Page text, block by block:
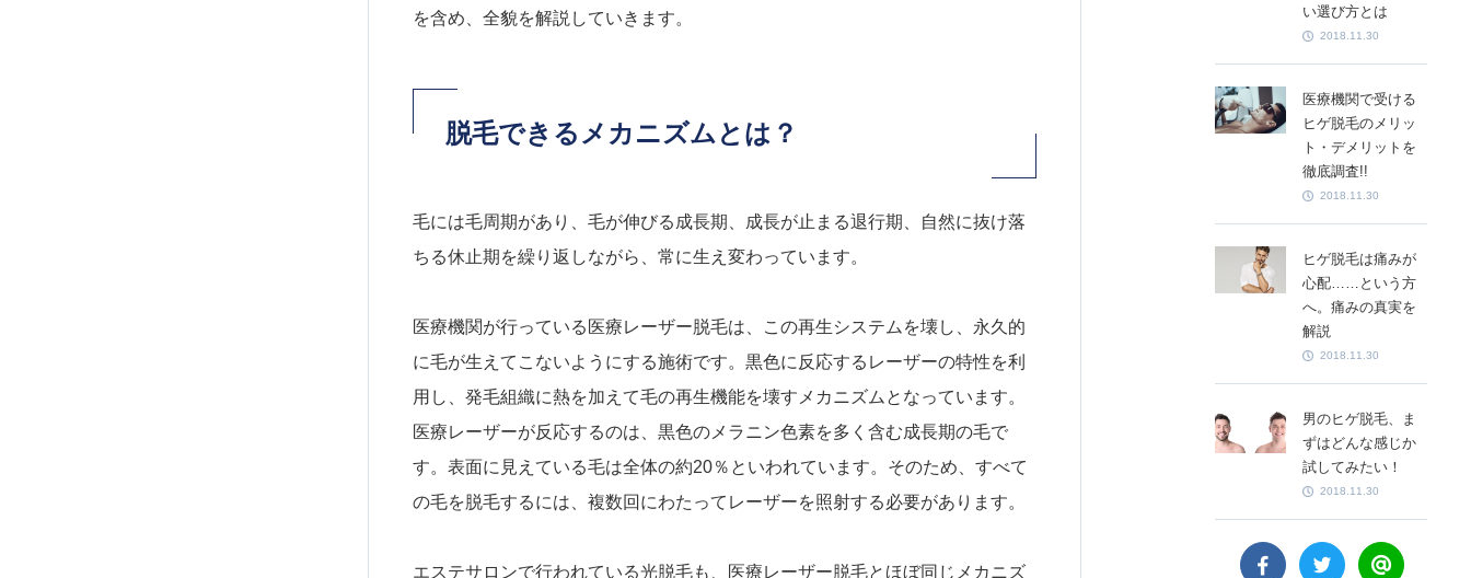
を含め、全貌を解説していきます。
脱毛できるメカニズムとは？
毛には毛周期があり、毛が伸びる成長期、成長が止まる退行期、自然に抜け落
ちる休止期を繰り返しながら、常に生え変わっています。
医療機関が行っている医療レーザー脱毛は、この再生システムを壊し、永久的
に毛が生えてこないようにする施術です。黒色に反応するレーザーの特性を利
用し、発毛組織に熱を加えて毛の再生機能を壊すメカニズムとなっています。
医療レーザーが反応するのは、黒色のメラニン色素を多く含む成長期の毛で
す。表面に見えている毛は全体の約20％といわれています。そのため、すべて
の毛を脱毛するには、複数回にわたってレーザーを照射する必要があります。
エステサロンで行われている光脱毛も、医療レーザー脱毛とほぼ同じメカニズ
い選び方とは
2018.11.30
医療機関で受ける
ヒゲ脱毛のメリッ
ト・デメリットを
徹底調査!!
2018.11.30
ヒゲ脱毛は痛みが
心配……という方
へ。痛みの真実を
解説
2018.11.30
男のヒゲ脱毛、ま
ずはどんな感じか
試してみたい！
2018.11.30